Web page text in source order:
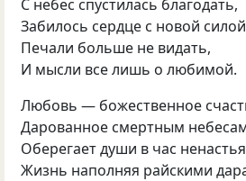
С небес спустилась благодать,
Забилось сердце с новой
Печали больше не видать,
И мысли все лишь о любимой.
Любовь — божественное
Дарованное смертным
Оберегает души в час
Жизнь наполняя райскими